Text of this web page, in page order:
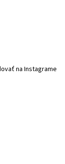
na Instagrame